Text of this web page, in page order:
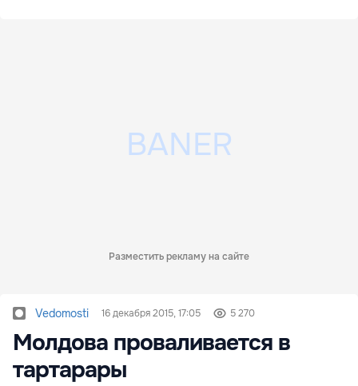
Разместить рекламу на сайте
Vedomosti 16 декабря 2015, 17:05 5 270
Молдова проваливается в
тартарары